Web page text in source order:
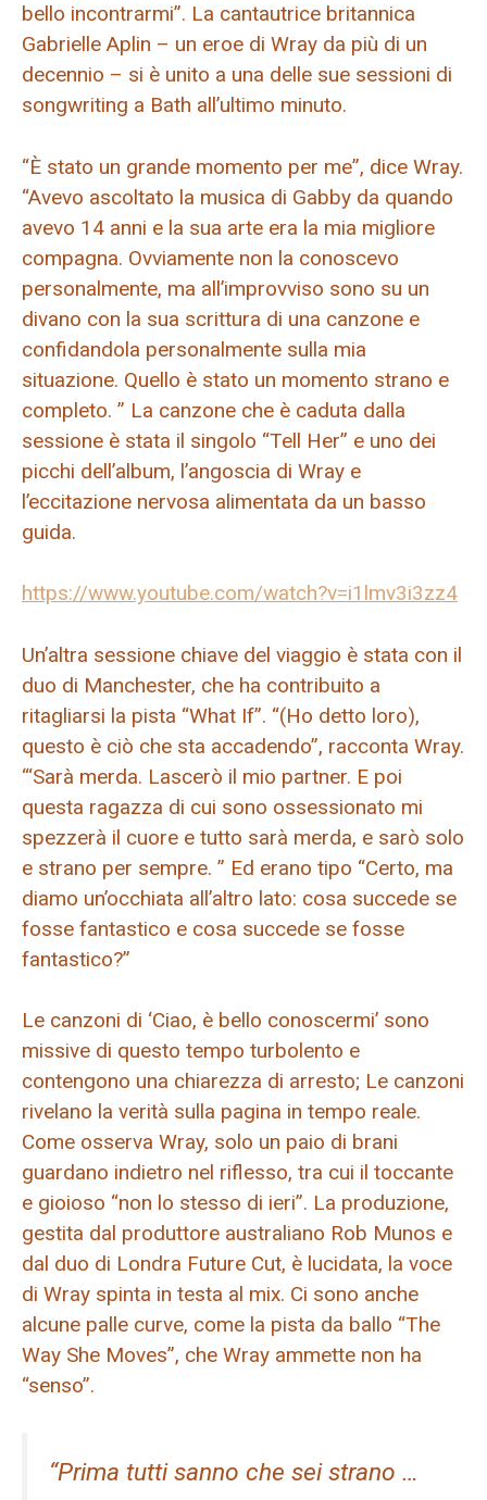
bello incontrarmi”. La cantautrice britannica
Gabrielle Aplin – un eroe di Wray da più di un
decennio – si è unito a una delle sue sessioni di
songwriting a Bath all’ultimo minuto.
“È stato un grande momento per me”, dice Wray.
“Avevo ascoltato la musica di Gabby da quando
avevo 14 anni e la sua arte era la mia migliore
compagna. Ovviamente non la conoscevo
personalmente, ma all’improvviso sono su un
divano con la sua scrittura di una canzone e
confidandola personalmente sulla mia
situazione. Quello è stato un momento strano e
completo. ” La canzone che è caduta dalla
sessione è stata il singolo “Tell Her” e uno dei
picchi dell’album, l’angoscia di Wray e
l’eccitazione nervosa alimentata da un basso
guida.
https://www.youtube.com/watch?v=i1lmv3i3zz4
Un’altra sessione chiave del viaggio è stata con il
duo di Manchester, che ha contribuito a
ritagliarsi la pista “What If”. “(Ho detto loro),
questo è ciò che sta accadendo”, racconta Wray.
“‘Sarà merda. Lascerò il mio partner. E poi
questa ragazza di cui sono ossessionato mi
spezzerà il cuore e tutto sarà merda, e sarò solo
e strano per sempre. ” Ed erano tipo “Certo, ma
diamo un’occhiata all’altro lato: cosa succede se
fosse fantastico e cosa succede se fosse
fantastico?”
Le canzoni di ‘Ciao, è bello conoscermi’ sono
missive di questo tempo turbolento e
contengono una chiarezza di arresto; Le canzoni
rivelano la verità sulla pagina in tempo reale.
Come osserva Wray, solo un paio di brani
guardano indietro nel riflesso, tra cui il toccante
e gioioso “non lo stesso di ieri”. La produzione,
gestita dal produttore australiano Rob Munos e
dal duo di Londra Future Cut, è lucidata, la voce
di Wray spinta in testa al mix. Ci sono anche
alcune palle curve, come la pista da ballo “The
Way She Moves”, che Wray ammette non ha
“senso”.
“Prima tutti sanno che sei strano …